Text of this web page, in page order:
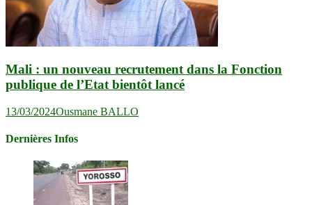
Mali : un nouveau recrutement dans la Fonction
publique de l’Etat bientôt lancé
13/03/2024Ousmane BALLO
Dernières Infos